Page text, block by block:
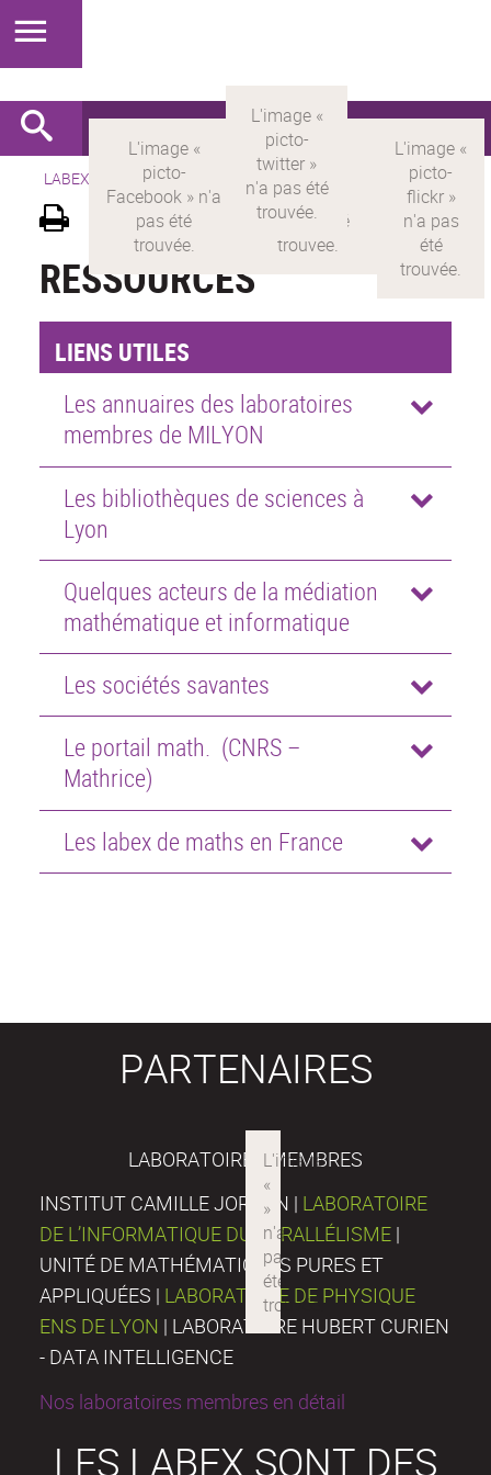
LABEX > LABEX MILYON Version française Ressources
RESSOURCES
LIENS UTILES
Les annuaires des laboratoires
membres de MILYON
Les bibliothèques de sciences à
Lyon
Quelques acteurs de la médiation
mathématique et informatique
Les sociétés savantes
Le portail math. (CNRS –
Mathrice)
Les labex de maths en France
PARTENAIRES
LABORATOIRES MEMBRES
INSTITUT CAMILLE JORDAN | LABORATOIRE
DE L’INFORMATIQUE DU PARALLÉLISME |
UNITÉ DE MATHÉMATIQUES PURES ET
APPLIQUÉES | LABORATOIRE DE PHYSIQUE
ENS DE LYON | LABORATOIRE HUBERT CURIEN
- DATA INTELLIGENCE
Nos laboratoires membres en détail
LES LABEX SONT DES